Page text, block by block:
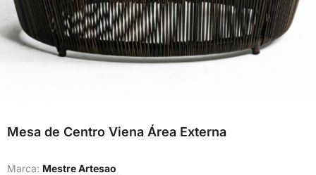
Mesa de Centro Viena Área Externa
Marca: Mestre Artesao